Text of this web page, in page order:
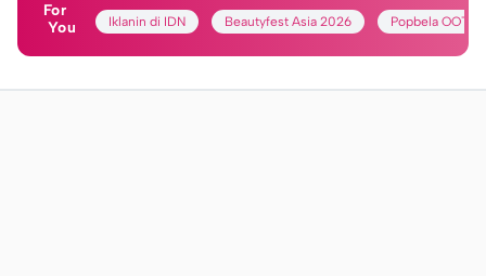
For
You
Iklanin di IDN Beautyfest Asia 2026 Popbela OOTD